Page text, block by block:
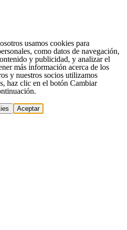
usamos cookies para
como datos de navegación,
y publicidad, y analizar el
más información acerca de los
y nuestros socios utilizamos
haz clic en el botón Cambiar
Aceptar